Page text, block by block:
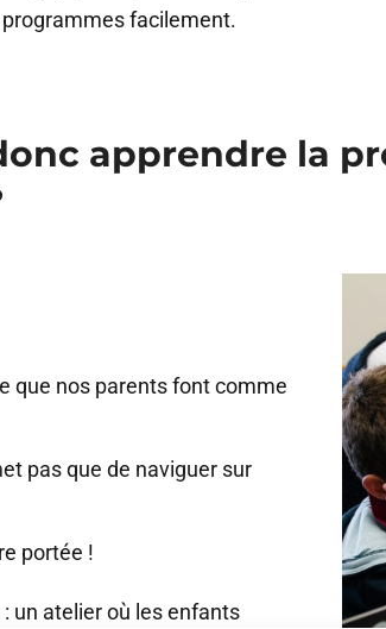
facilement.
apprendre la
que nos parents font comme
pas que de naviguer sur
portée !
un atelier où les enfants